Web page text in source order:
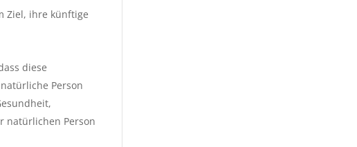
Ziel, ihre künftige
diese
Person
natürlichen Person